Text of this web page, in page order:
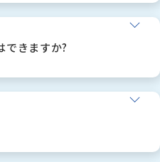
どの長期休み期間中も、
請求をし、必要以上に(過
なコマ数はご提案差し上げ
できますか?
しく」対応させていただい